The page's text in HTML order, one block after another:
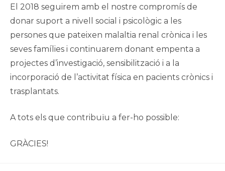
El 2018 seguirem amb el nostre compromís de
donar suport a nivell social i psicològic a les
persones que pateixen malaltia renal crònica i les
seves famílies i continuarem donant empenta a
projectes d’investigació, sensibilització i a la
incorporació de l’activitat física en pacients crònics i
trasplantats.
A tots els que contribuïu a fer-ho possible:
GRÀCIES!